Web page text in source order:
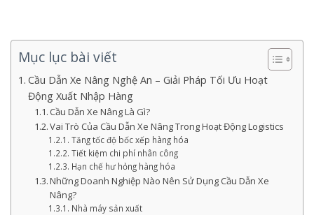
Mục lục bài viết
Cầu Dẫn Xe Nâng Nghệ An – Giải Pháp Tối Ưu Hoạt
Động Xuất Nhập Hàng
Cầu Dẫn Xe Nâng Là Gì?
Vai Trò Của Cầu Dẫn Xe Nâng Trong Hoạt Động Logistics
Tăng tốc độ bốc xếp hàng hóa
Tiết kiệm chi phí nhân công
Hạn chế hư hỏng hàng hóa
Những Doanh Nghiệp Nào Nên Sử Dụng Cầu Dẫn Xe
Nâng?
Nhà máy sản xuất